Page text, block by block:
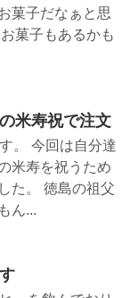
菓子だなぁと思
菓子もあるかも
米寿祝で注文
。 今回は自分達
米寿を祝うため
た。 徳島の祖父
ん...